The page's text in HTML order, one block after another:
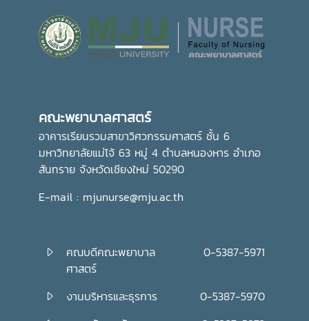
อีกทั้งยังเป็นการส่งเสริมการอนุรักษ์ศิลปวัฒนธรรมและปลูกฝัง
คุณธรรม จริยธรรม ตลอดจนสร้างความเป็นสิริมงคลแก่ชีวิต
คณะพยาบาลศาสตร์ มุ่งมั่น ส่งเสริมให้บุคลากรมีส่วนร่วมในการ
ต่อไปอย่างไรก็ตาม พิธีถวายเทียนพรรษาในครั้งนี้ จัดโดย กอง
ส่งเสริมศิลปวัฒนธรรม มหาวิทยาลัยแม่โจ้
คณะพยาบาลศาสตร์
อาคารเรียนรวมสาขาวิศวกรรมศาสตร์ ชั้น 6
มหาวิทยาลัยแม่โจ้ 63 หมู่ 4 ตำบลหนองหาร อำเภอ
สันทราย จังหวัดเชียงใหม่ 50290
E-mail : mjunurse@mju.ac.th
คณบดีคณะพยาบาล
ศาสตร์
0-5387-5971
งานบริหารและธุรการ
0-5387-5970